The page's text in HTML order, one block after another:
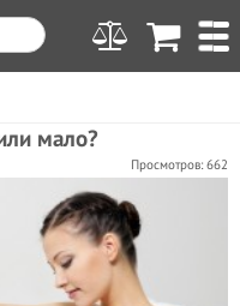
мало?
Просмотров: 662